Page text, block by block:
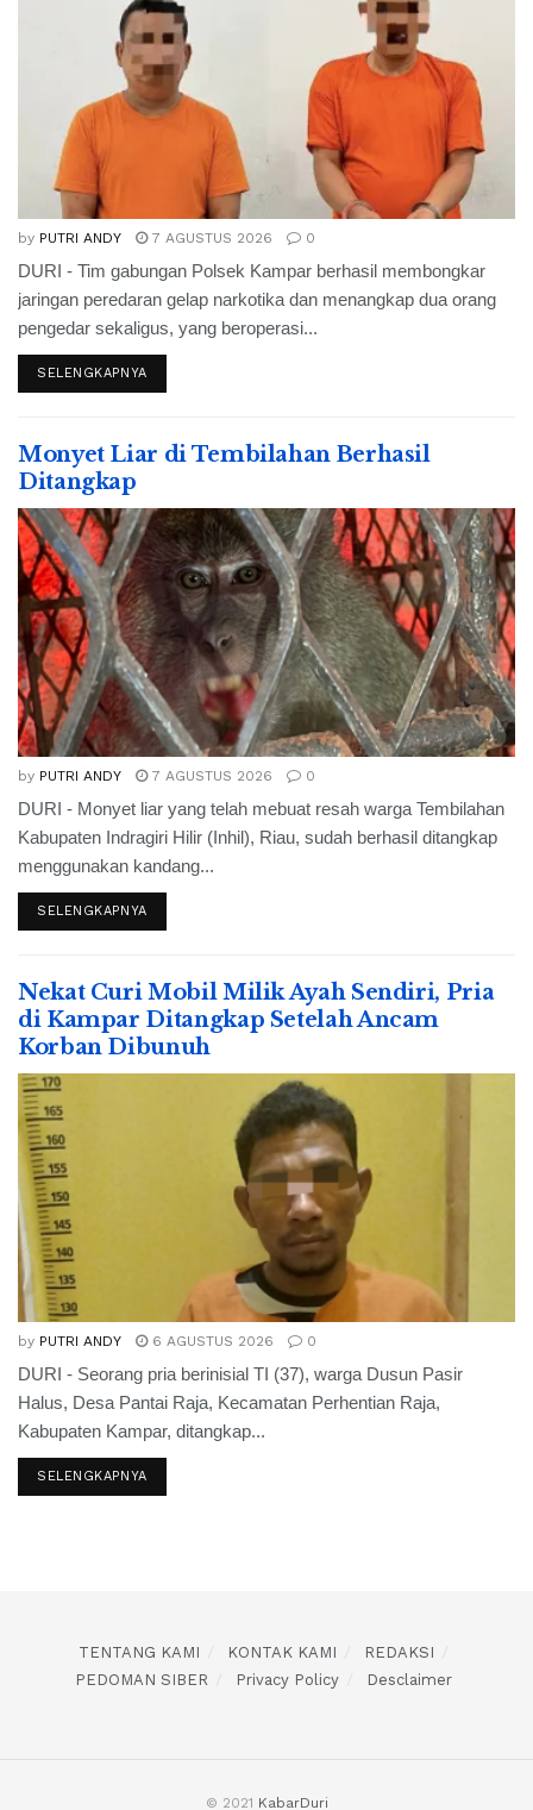
by PUTRI ANDY 7 AGUSTUS 2026 0
DURI - Tim gabungan Polsek Kampar berhasil membongkar
jaringan peredaran gelap narkotika dan menangkap dua orang
pengedar sekaligus, yang beroperasi...
SELENGKAPNYA
Monyet Liar di Tembilahan Berhasil
Ditangkap
by PUTRI ANDY 7 AGUSTUS 2026 0
DURI - Monyet liar yang telah mebuat resah warga Tembilahan
Kabupaten Indragiri Hilir (Inhil), Riau, sudah berhasil ditangkap
menggunakan kandang...
SELENGKAPNYA
Nekat Curi Mobil Milik Ayah Sendiri, Pria
di Kampar Ditangkap Setelah Ancam
Korban Dibunuh
by PUTRI ANDY 6 AGUSTUS 2026 0
DURI - Seorang pria berinisial TI (37), warga Dusun Pasir
Halus, Desa Pantai Raja, Kecamatan Perhentian Raja,
Kabupaten Kampar, ditangkap...
SELENGKAPNYA
TENTANG KAMI KONTAK KAMI
REDAKSI
PEDOMAN SIBER
Privacy Policy Desclaimer
© 2021 KabarDuri